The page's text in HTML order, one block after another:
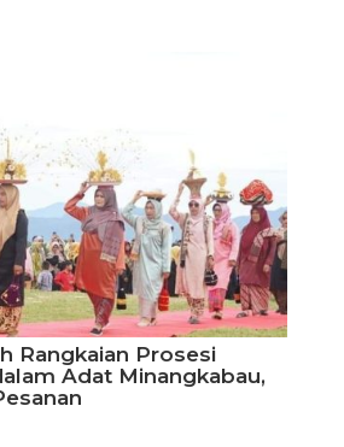
Rangkaian Prosesi
Adat Minangkabau,